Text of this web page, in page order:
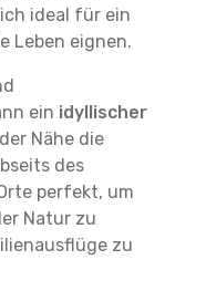
ideal für ein
Leben eignen.
ein idyllischer
Nähe die
des
perfekt, um
Natur zu
zu